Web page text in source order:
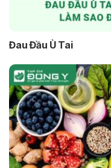
Đau Đầu Ù Tai